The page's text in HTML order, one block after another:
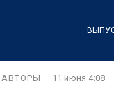
АВТОРЫ 11 июня 4:08